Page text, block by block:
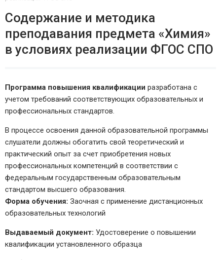
Содержание и методика
преподавания предмета «Химия»
в условиях реализации ФГОС СПО
Программа повышения квалификации разработана с
учетом требований соответствующих образовательных и
профессиональных стандартов.
В процессе освоения данной образовательной программы
слушатели должны обогатить свой теоретический и
практический опыт за счет приобретения новых
профессиональных компетенций в соответствии с
федеральным государственным образовательным
стандартом высшего образования.
Форма обучения: Заочная с применение дистанционных
образовательных технологий
Выдаваемый документ: Удостоверение о повышении
квалификации установленного образца